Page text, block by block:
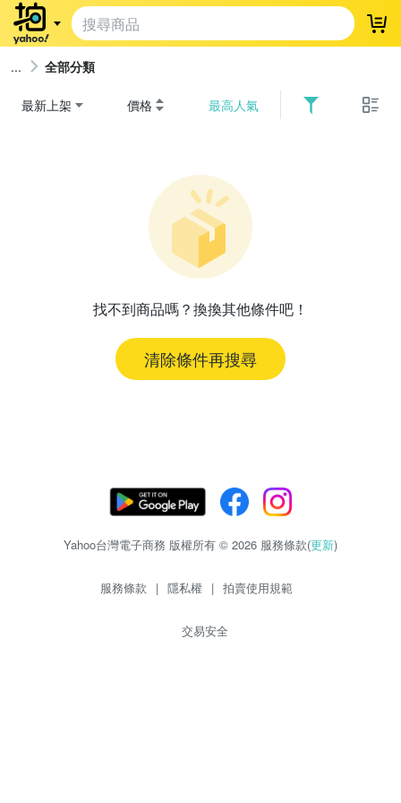
登
全部分類
最新上架 價格 最高人氣
找不到商品嗎？換換其他條件吧！
清除條件再搜尋
Yahoo台灣電子商務 版權所有 © 2026 服務條款(更新)
服務條款 | 隱私權 | 拍賣使用規範
交易安全